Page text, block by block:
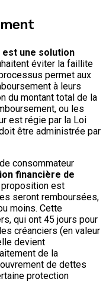
une solution
éviter la faillite
permet aux
à leurs
du montant total de la
ou les
est régie par la Loi
être administrée par
consommateur
financière de
proposition est
seront remboursées,
moins. Cette
qui ont 45 jours pour
créanciers (en valeur
devient
de la
de dettes
protection